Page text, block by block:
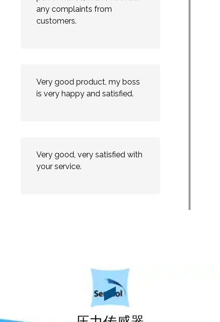
any complaints from
customers.
Very good product, my boss
is very happy and satisfied.
Very good, very satisfied with
your service.